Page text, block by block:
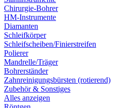
Chirurgie-Bohrer
HM-Instrumente
Diamanten
Schleifkörper
Schleifscheiben/Finierstreifen
Polierer
Mandrelle/Träger
Bohrerständer
Zahnreinigungsbürsten (rotierend)
Zubehör & Sonstiges
Alles anzeigen